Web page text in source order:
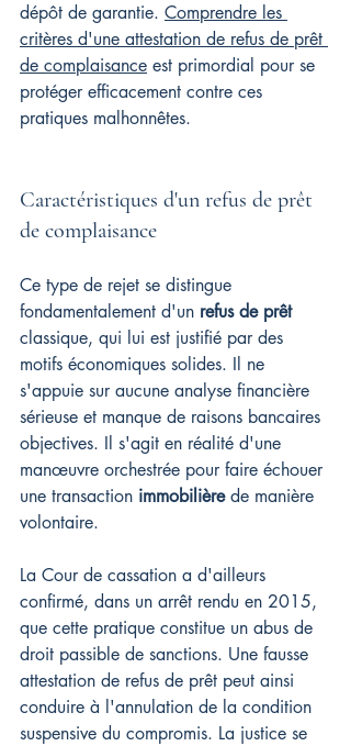
dépôt de garantie. Comprendre les
critères d'une attestation de refus de prêt
de complaisance est primordial pour se
protéger efficacement contre ces
pratiques malhonnêtes.
Caractéristiques d'un refus de prêt
de complaisance
Ce type de rejet se distingue
fondamentalement d'un refus de prêt
classique, qui lui est justifié par des
motifs économiques solides. Il ne
s'appuie sur aucune analyse financière
sérieuse et manque de raisons bancaires
objectives. Il s'agit en réalité d'une
manœuvre orchestrée pour faire échouer
une transaction immobilière de manière
volontaire.
La Cour de cassation a d'ailleurs
confirmé, dans un arrêt rendu en 2015,
que cette pratique constitue un abus de
droit passible de sanctions. Une fausse
attestation de refus de prêt peut ainsi
conduire à l'annulation de la condition
suspensive du compromis. La justice se